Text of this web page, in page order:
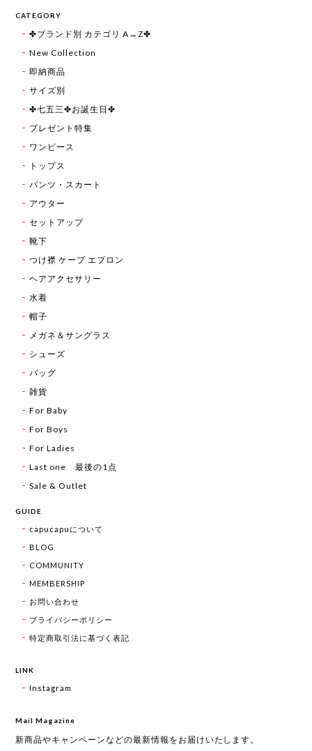
CATEGORY
✤ブランド別 カテゴリ A→Z✤
New Collection
即納商品
サイズ別
✤七五三✤お誕生日✤
プレゼント特集
ワンピース
トップス
パンツ・スカート
アウター
セットアップ
靴下
つけ襟 ケープ エプロン
ヘアアクセサリー
水着
帽子
メガネ＆サングラス
シューズ
バッグ
雑貨
For Baby
For Boys
For Ladies
Last one 最後の1点
Sale & Outlet
GUIDE
capucapuについて
BLOG
COMMUNITY
MEMBERSHIP
お問い合わせ
プライバシーポリシー
特定商取引法に基づく表記
LINK
Instagram
Mail Magazine
新商品やキャンペーンなどの最新情報をお届けいたします。